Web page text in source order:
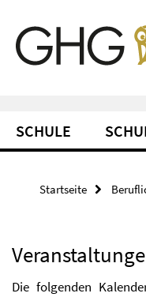
direkt
Inhalt
Service-
Navigation
SCHULE
Startseite
Die folgenden